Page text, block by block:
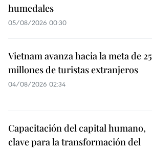
humedales
05/08/2026 00:30
Vietnam avanza hacia la meta de 25
millones de turistas extranjeros
04/08/2026 02:34
Capacitación del capital humano,
clave para la transformación del